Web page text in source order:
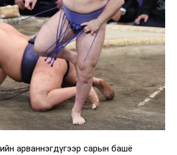
арваннэгдүгээр сарын башё